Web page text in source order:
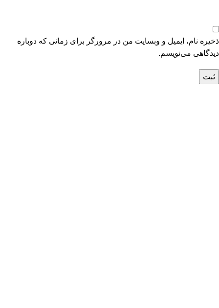
ذخیره نام، ایمیل و وبسایت من در مرورگر برای زمانی که دوباره
دیدگاهی می‌نویسم.